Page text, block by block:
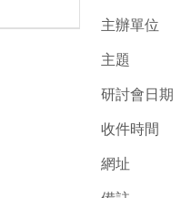
主辦單位
主題
研討會日期
收件時間
網址